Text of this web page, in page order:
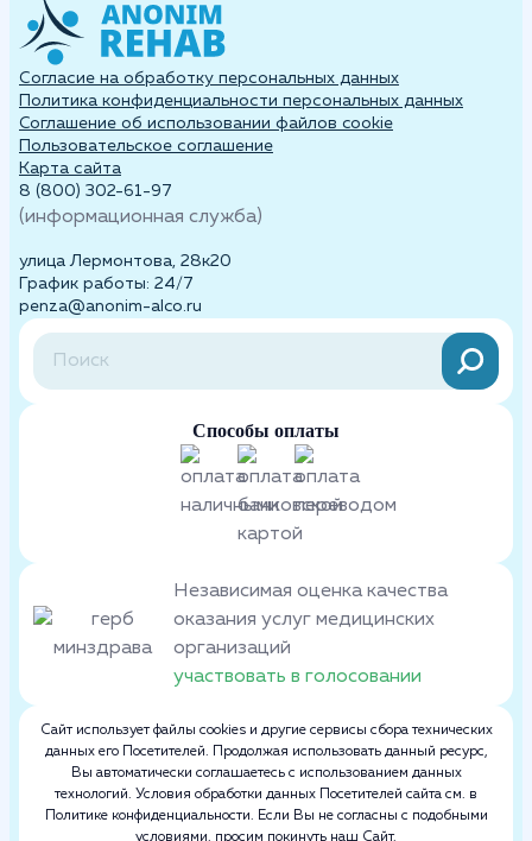
Согласие на обработку персональных данных
Политика конфиденциальности персональных данных
Cоглашение об использовании файлов cookie
Пользовательское соглашение
Карта сайта
8 (800) 302-61-97
(информационная служба)
улица Лермонтова, 28к20
График работы: 24/7
penza@anonim-alco.ru
Способы оплаты
Независимая оценка качества
оказания услуг медицинских
организаций
участвовать в голосовании
Сайт использует файлы cookies и другие сервисы сбора технических
данных его Посетителей. Продолжая использовать данный ресурс,
Вы автоматически соглашаетесь с использованием данных
технологий. Условия обработки данных Посетителей сайта см. в
Политике конфиденциальности. Если Вы не согласны с подобными
условиями, просим покинуть наш Сайт.